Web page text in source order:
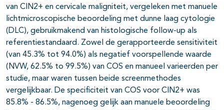
van CIN2+ en cervicale maligniteit, vergeleken met manuele
lichtmicroscopische beoordeling met dunne laag cytologie
(DLC), gebruikmakend van histologische follow-up als
referentiestandaard. Zowel de gerapporteerde sensitiviteit
(van 45.3% tot 94.0%) als negatief voorspellende waarde
(NVW, 62.5% to 99.5%) van COS en manueel varieerden per
studie, maar waren tussen beide screenmethodes
vergelijkbaar. De specificiteit van COS voor CIN2+ was
85.8% - 86.5%, nagenoeg gelijk aan manuele beoordeling